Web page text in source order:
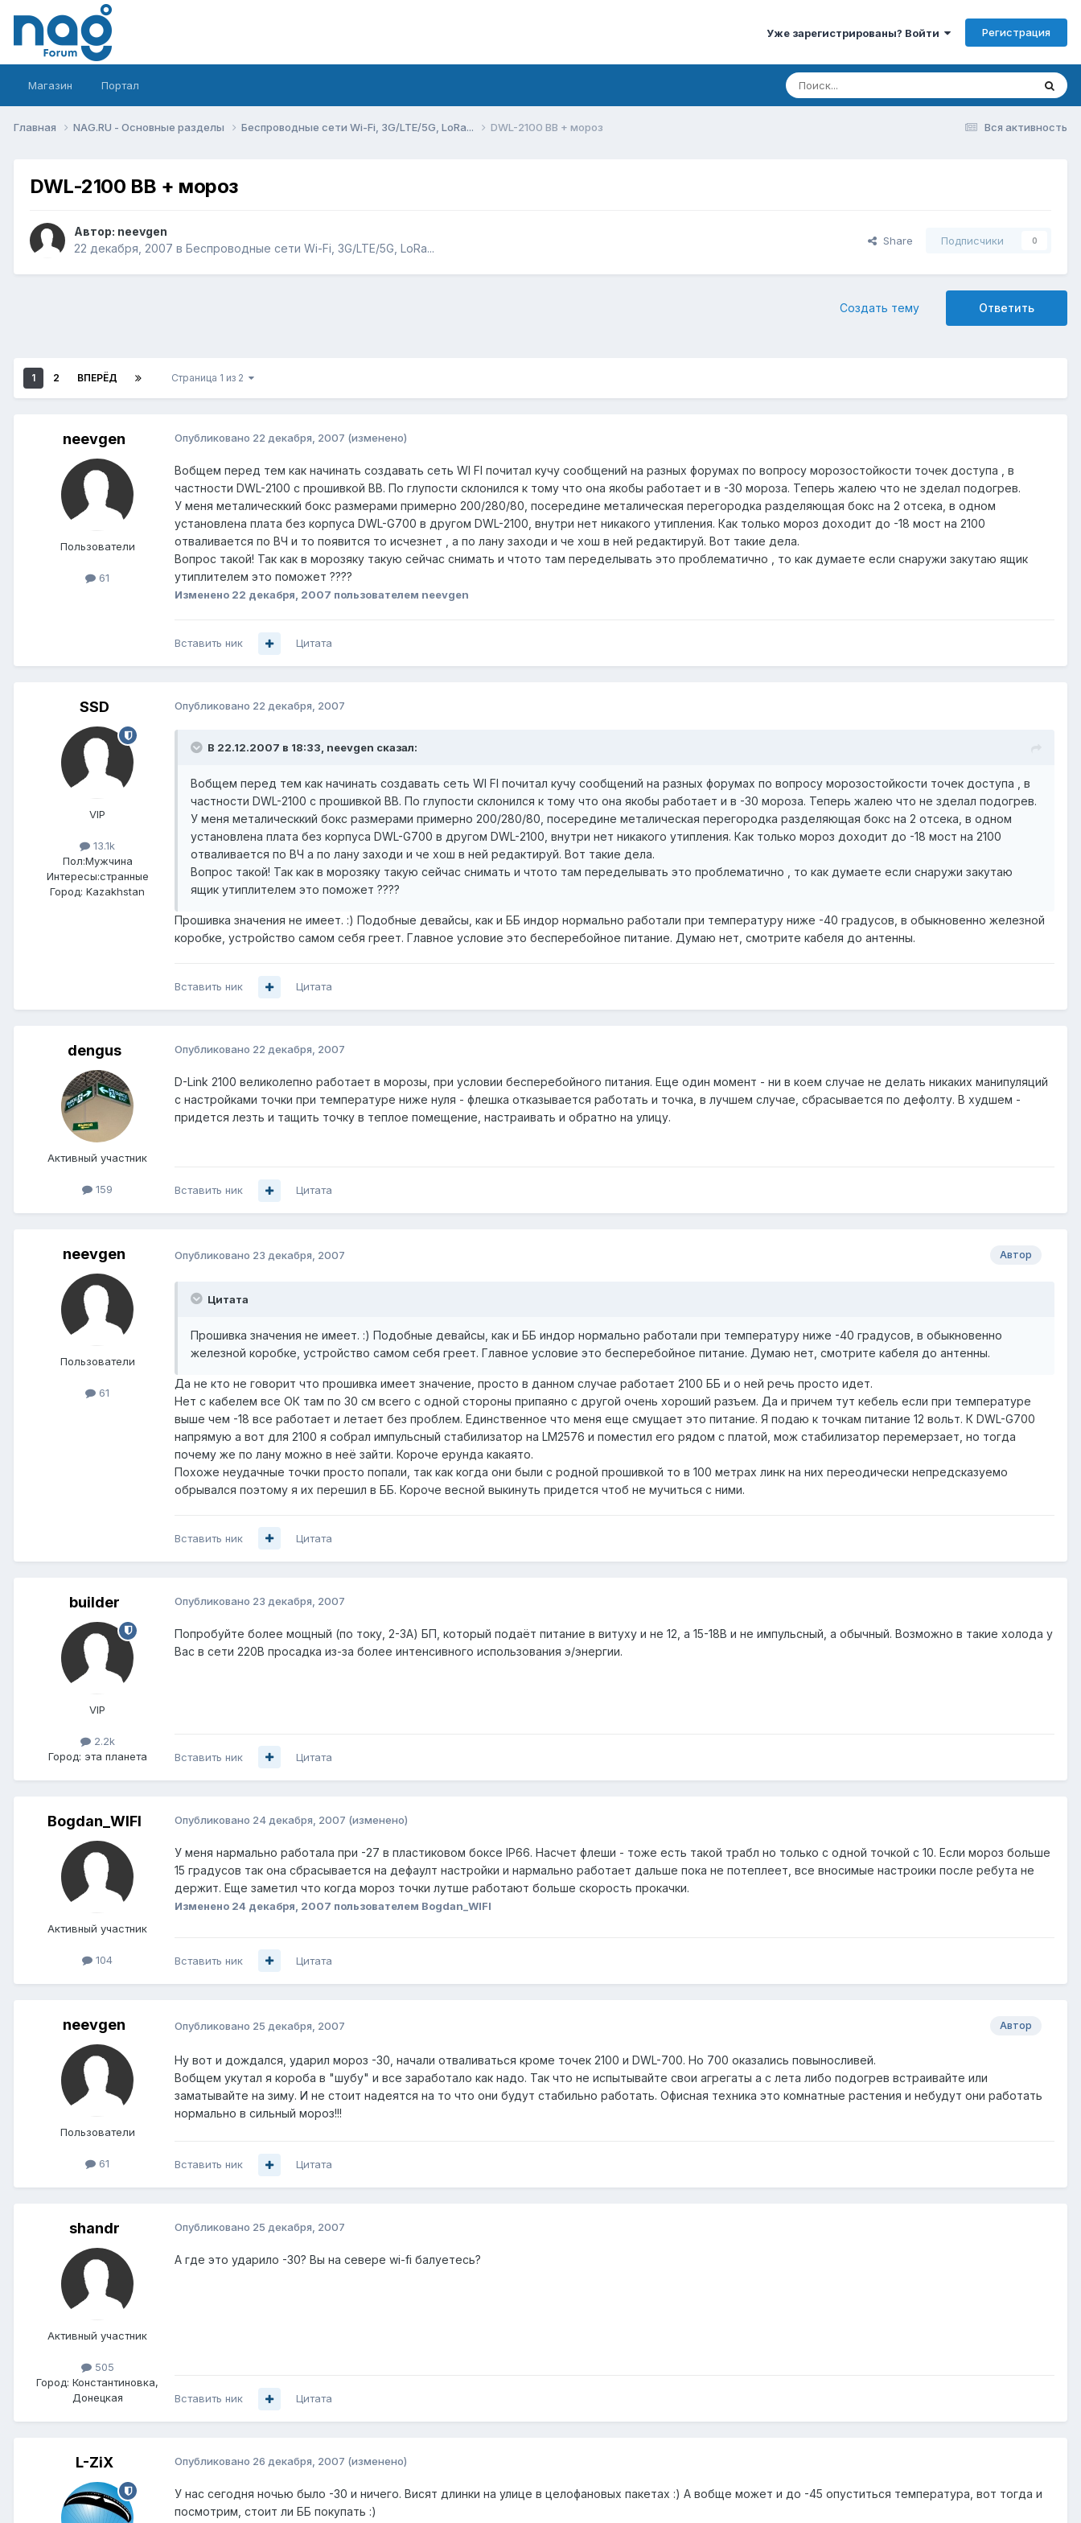
Уже зарегистрированы? Войти Регистрация
Магазин Портал
Вся активность
Главная NAG.RU - Основные разделы Беспроводные сети Wi-Fi, 3G/LTE/5G, LoRa... DWL-2100 BB + мороз
DWL-2100 BB + мороз
Автор: neevgen
22 декабря, 2007 в Беспроводные сети Wi-Fi, 3G/LTE/5G, LoRa...
Share Подписчики 0
Ответить
Создать тему
1 2 ВПЕРЁД Страница 1 из 2
neevgen
Пользователи
61
Опубликовано 22 декабря, 2007 (изменено)
Вобщем перед тем как начинать создавать сеть WI FI почитал кучу сообщений на разных форумах по вопросу морозостойкости точек доступа , в
частности DWL-2100 с прошивкой BB. По глупости склонился к тому что она якобы работает и в -30 мороза. Теперь жалею что не зделал подогрев.
У меня металическкий бокс размерами примерно 200/280/80, посередине металическая перегородка разделяющая бокс на 2 отсека, в одном
установлена плата без корпуса DWL-G700 в другом DWL-2100, внутри нет никакого утипления. Как только мороз доходит до -18 мост на 2100
отваливается по ВЧ и то появится то исчезнет , а по лану заходи и че хош в ней редактируй. Вот такие дела.
Вопрос такой! Так как в морозяку такую сейчас снимать и чтото там переделывать это проблематично , то как думаете если снаружи закутаю ящик
утиплителем это поможет ????
Изменено 22 декабря, 2007 пользователем neevgen
Вставить ник Цитата
SSD
VIP
13.1k
Пол:Мужчина
Интересы:странные
Город: Kazakhstan
Опубликовано 22 декабря, 2007
В 22.12.2007 в 18:33, neevgen сказал:
Вобщем перед тем как начинать создавать сеть WI FI почитал кучу сообщений на разных форумах по вопросу морозостойкости точек доступа , в
частности DWL-2100 с прошивкой BB. По глупости склонился к тому что она якобы работает и в -30 мороза. Теперь жалею что не зделал подогрев.
У меня металическкий бокс размерами примерно 200/280/80, посередине металическая перегородка разделяющая бокс на 2 отсека, в одном
установлена плата без корпуса DWL-G700 в другом DWL-2100, внутри нет никакого утипления. Как только мороз доходит до -18 мост на 2100
отваливается по ВЧ а по лану заходи и че хош в ней редактируй. Вот такие дела.
Вопрос такой! Так как в морозяку такую сейчас снимать и чтото там переделывать это проблематично , то как думаете если снаружи закутаю
ящик утиплителем это поможет ????
Прошивка значения не имеет. :) Подобные девайсы, как и ББ индор нормально работали при температуру ниже -40 градусов, в обыкновенно железной
коробке, устройство самом себя греет. Главное условие это бесперебойное питание. Думаю нет, смотрите кабеля до антенны.
Вставить ник Цитата
dengus
Активный участник
159
Опубликовано 22 декабря, 2007
D-Link 2100 великолепно работает в морозы, при условии бесперебойного питания. Еще один момент - ни в коем случае не делать никаких манипуляций
с настройками точки при температуре ниже нуля - флешка отказывается работать и точка, в лучшем случае, сбрасывается по дефолту. В худшем -
придется лезть и тащить точку в теплое помещение, настраивать и обратно на улицу.
Вставить ник Цитата
neevgen
Пользователи
61
Автор
Опубликовано 23 декабря, 2007
Цитата
Прошивка значения не имеет. :) Подобные девайсы, как и ББ индор нормально работали при температуру ниже -40 градусов, в обыкновенно
железной коробке, устройство самом себя греет. Главное условие это бесперебойное питание. Думаю нет, смотрите кабеля до антенны.
Да не кто не говорит что прошивка имеет значение, просто в данном случае работает 2100 ББ и о ней речь просто идет.
Нет с кабелем все ОК там по 30 см всего с одной стороны припаяно с другой очень хороший разъем. Да и причем тут кебель если при температуре
выше чем -18 все работает и летает без проблем. Единственное что меня еще смущает это питание. Я подаю к точкам питание 12 вольт. К DWL-G700
напрямую а вот для 2100 я собрал импульсный стабилизатор на LM2576 и поместил его рядом c платой, мож стабилизатор перемерзает, но тогда
почему же по лану можно в неё зайти. Короче ерунда какаято.
Похоже неудачные точки просто попали, так как когда они были с родной прошивкой то в 100 метрах линк на них переодически непредсказуемо
обрывался поэтому я их перешил в ББ. Короче весной выкинуть придется чтоб не мучиться с ними.
Вставить ник Цитата
builder
VIP
2.2k
Город: эта планета
Опубликовано 23 декабря, 2007
Попробуйте более мощный (по току, 2-3А) БП, который подаёт питание в витуху и не 12, а 15-18В и не импульсный, а обычный. Возможно в такие холода у
Вас в сети 220В просадка из-за более интенсивного использования э/энергии.
Вставить ник Цитата
Bogdan_WIFI
Активный участник
104
Опубликовано 24 декабря, 2007 (изменено)
У меня нармально работала при -27 в пластиковом боксе IP66. Насчет флеши - тоже есть такой трабл но только с одной точкой с 10. Если мороз больше
15 градусов так она сбрасывается на дефаулт настройки и нармально работает дальше пока не потеплеет, все вносимые настроики после ребута не
держит. Еще заметил что когда мороз точки лутше работают больше скорость прокачки.
Изменено 24 декабря, 2007 пользователем Bogdan_WIFI
Вставить ник Цитата
neevgen
Пользователи
61
Автор
Опубликовано 25 декабря, 2007
Ну вот и дождался, ударил мороз -30, начали отваливаться кроме точек 2100 и DWL-700. Но 700 оказались повыносливей.
Вобщем укутал я короба в "шубу" и все заработало как надо. Так что не испытывайте свои агрегаты а с лета либо подогрев встраивайте или
заматывайте на зиму. И не стоит надеятся на то что они будут стабильно работать. Офисная техника это комнатные растения и небудут они работать
нормально в сильный мороз!!!
Вставить ник Цитата
shandr
Активный участник
505
Город: Константиновка,
Донецкая
Опубликовано 25 декабря, 2007
А где это ударило -30? Вы на севере wi-fi балуетесь?
Вставить ник Цитата
L-ZiX Опубликовано 26 декабря, 2007 (изменено)
У нас сегодня ночью было -30 и ничего. Висят длинки на улице в целофановых пакетах :) А вобще может и до -45 опуститься температура, вот тогда и
посмотрим, стоит ли ББ покупать :)